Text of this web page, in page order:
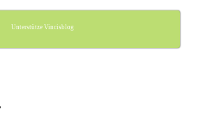
Unterstütze Vincisblog